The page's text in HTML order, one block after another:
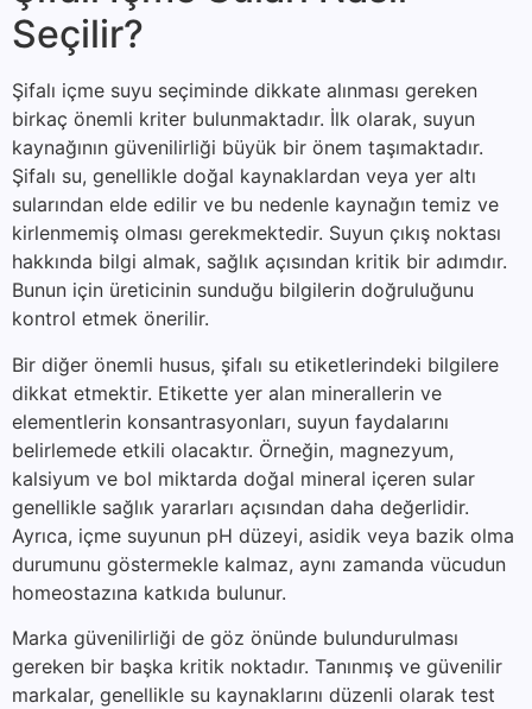
Seçilir?
Şifalı içme suyu seçiminde dikkate alınması gereken
birkaç önemli kriter bulunmaktadır. İlk olarak, suyun
kaynağının güvenilirliği büyük bir önem taşımaktadır.
Şifalı su, genellikle doğal kaynaklardan veya yer altı
sularından elde edilir ve bu nedenle kaynağın temiz ve
kirlenmemiş olması gerekmektedir. Suyun çıkış noktası
hakkında bilgi almak, sağlık açısından kritik bir adımdır.
Bunun için üreticinin sunduğu bilgilerin doğruluğunu
kontrol etmek önerilir.
Bir diğer önemli husus, şifalı su etiketlerindeki bilgilere
dikkat etmektir. Etikette yer alan minerallerin ve
elementlerin konsantrasyonları, suyun faydalarını
belirlemede etkili olacaktır. Örneğin, magnezyum,
kalsiyum ve bol miktarda doğal mineral içeren sular
genellikle sağlık yararları açısından daha değerlidir.
Ayrıca, içme suyunun pH düzeyi, asidik veya bazik olma
durumunu göstermekle kalmaz, aynı zamanda vücudun
homeostazına katkıda bulunur.
Marka güvenilirliği de göz önünde bulundurulması
gereken bir başka kritik noktadır. Tanınmış ve güvenilir
markalar, genellikle su kaynaklarını düzenli olarak test